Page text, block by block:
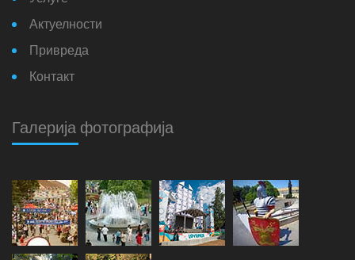
Актуелности
Привреда
Контакт
Галерија фотографија